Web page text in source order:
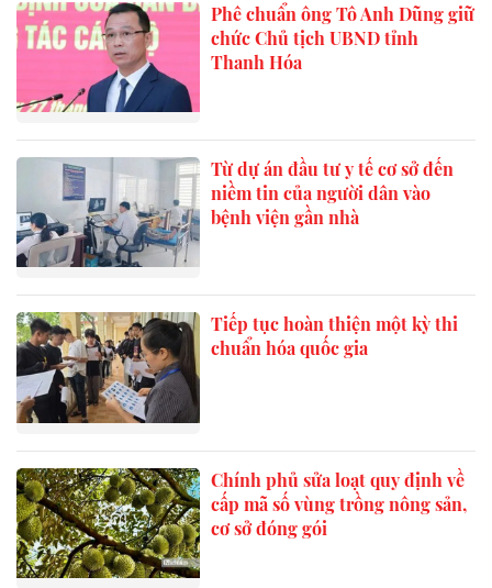
Phê chuẩn ông Tô Anh Dũng giữ
chức Chủ tịch UBND tỉnh
Thanh Hóa
Từ dự án đầu tư y tế cơ sở đến
niềm tin của người dân vào
bệnh viện gần nhà
Tiếp tục hoàn thiện một kỳ thi
chuẩn hóa quốc gia
Chính phủ sửa loạt quy định về
cấp mã số vùng trồng nông sản,
cơ sở đóng gói